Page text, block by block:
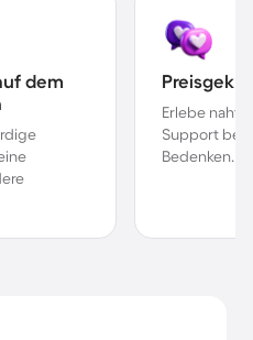
dem
Erlebe
Support bei
Bedenken.